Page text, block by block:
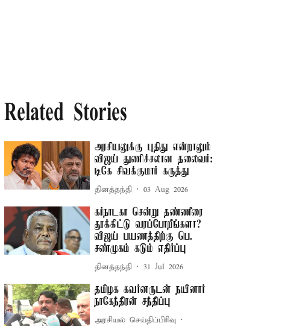
Related Stories
அரசியலுக்கு புதிது என்றாலும்
விஜய் துணிச்சலான தலைவர்:
டிகே சிவக்குமார் கருத்து
தினத்தந்தி 03 Aug 2026
கர்நாடகா சென்று தண்ணீரை
தூக்கிட்டு வரப்போறீங்களா? –
விஜய் பயணத்திற்கு பெ.
சண்முகம் கடும் எதிர்ப்பு
தினத்தந்தி 31 Jul 2026
தமிழக கவர்னருடன் நயினார்
நாகேந்திரன் சந்திப்பு
அரசியல் செய்திப்பிரிவு